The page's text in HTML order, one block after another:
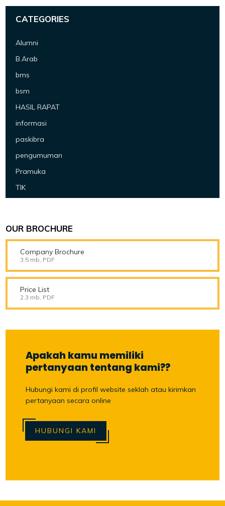
CATEGORIES
Alumni
B.Arab
bms
bsm
HASIL RAPAT
informasi
paskibra
pengumuman
Pramuka
TIK
OUR BROCHURE
Company Brochure
3.5 mb, PDF
Price List
2.3 mb, PDF
Apakah kamu memiliki
pertanyaan tentang kami??
Hubungi kami di profil website seklah atau kirimkan
pertanyaan secara online
HUBUNGI KAMI